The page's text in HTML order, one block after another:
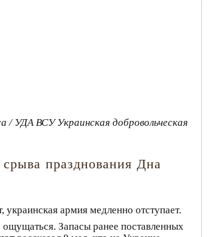
УДА ВСУ Украинская добровольческая
празднования Дна
украинская армия медленно отступает.
Запасы ранее поставленных